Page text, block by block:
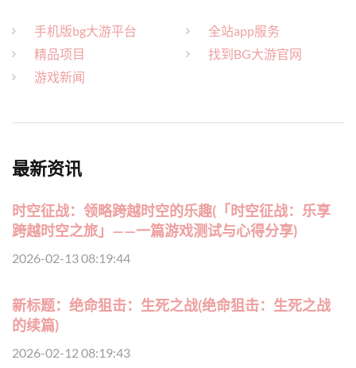
手机版bg大游平台
精品项目
游戏新闻
全站app服务
找到BG大游官网
最新资讯
时空征战：领略跨越时空的乐趣(「时空征战：乐享
跨越时空之旅」——一篇游戏测试与心得分享)
2026-02-13 08:19:44
新标题：绝命狙击：生死之战(绝命狙击：生死之战
的续篇)
2026-02-12 08:19:43